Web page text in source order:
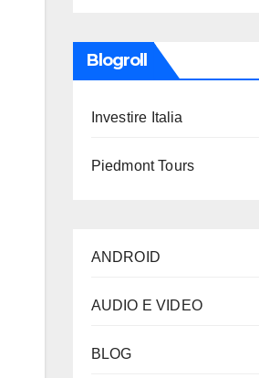
Blogroll
Investire Italia
Piedmont Tours
ANDROID
AUDIO E VIDEO
BLOG